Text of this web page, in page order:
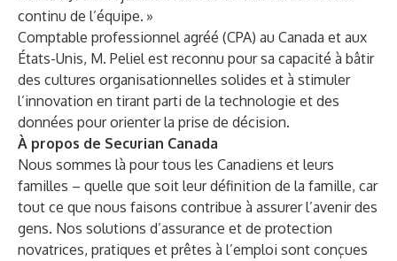
continu de l’équipe. »
Comptable professionnel agréé (CPA) au Canada et aux
États-Unis, M. Peliel est reconnu pour sa capacité à bâtir
des cultures organisationnelles solides et à stimuler
l’innovation en tirant parti de la technologie et des
données pour orienter la prise de décision.
À propos de Securian Canada
Nous sommes là pour tous les Canadiens et leurs
familles – quelle que soit leur définition de la famille, car
tout ce que nous faisons contribue à assurer l’avenir des
gens. Nos solutions d’assurance et de protection
novatrices, pratiques et prêtes à l’emploi sont conçues